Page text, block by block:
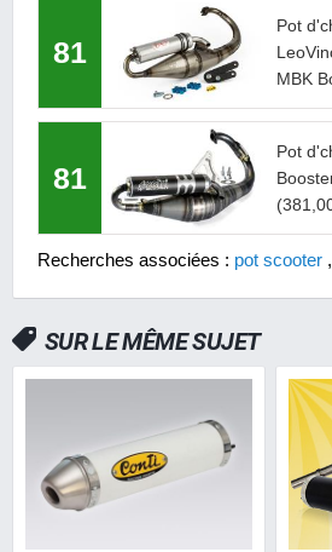
81
Pot
MBK
81
Pot
Recherches associées : pot scooter ,
SUR LE MÊME SUJET